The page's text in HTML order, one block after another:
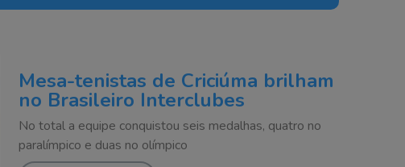
Mesa-tenistas de Criciúma brilham
no Brasileiro Interclubes
No total a equipe conquistou seis medalhas, quatro no
paralímpico e duas no olímpico